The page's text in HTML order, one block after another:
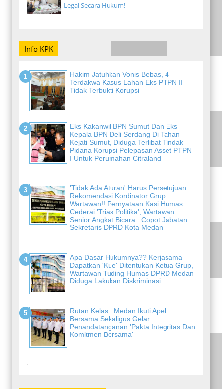
Legal Secara Hukum!
Info KPK
Hakim Jatuhkan Vonis Bebas, 4
Terdakwa Kasus Lahan Eks PTPN II
Tidak Terbukti Korupsi
Eks Kakanwil BPN Sumut Dan Eks
Kepala BPN Deli Serdang Di Tahan
Kejati Sumut, Diduga Terlibat Tindak
Pidana Korupsi Pelepasan Asset PTPN
I Untuk Perumahan Citraland
'Tidak Ada Aturan' Harus Persetujuan
Rekomendasi Kordinator Grup
Wartawan!! Pernyataan Kasi Humas
Cederai 'Trias Politika', Wartawan
Senior Angkat Bicara : Copot Jabatan
Sekretaris DPRD Kota Medan
Apa Dasar Hukumnya?? Kerjasama
Dapatkan 'Kue' Ditentukan Ketua Grup,
Wartawan Tuding Humas DPRD Medan
Diduga Lakukan Diskriminasi
Rutan Kelas I Medan Ikuti Apel
Bersama Sekaligus Gelar
Penandatanganan 'Pakta Integritas Dan
Komitmen Bersama'
-